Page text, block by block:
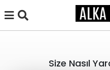
Size Nasıl